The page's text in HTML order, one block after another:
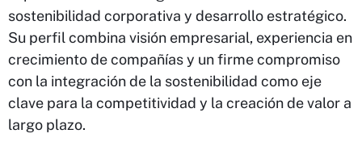
sostenibilidad corporativa y desarrollo estratégico.
Su perfil combina visión empresarial, experiencia en
crecimiento de compañías y un firme compromiso
con la integración de la sostenibilidad como eje
clave para la competitividad y la creación de valor a
largo plazo.